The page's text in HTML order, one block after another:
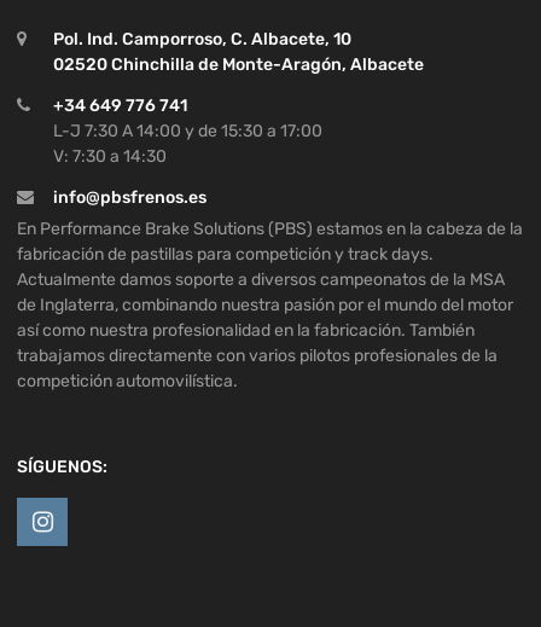
Pol. Ind. Camporroso, C. Albacete, 10
02520 Chinchilla de Monte-Aragón, Albacete
+34 649 776 741
L-J 7:30 A 14:00 y de 15:30 a 17:00
V: 7:30 a 14:30
info@pbsfrenos.es
En Performance Brake Solutions (PBS) estamos en la cabeza de la
fabricación de pastillas para competición y track days.
Actualmente damos soporte a diversos campeonatos de la MSA
de Inglaterra, combinando nuestra pasión por el mundo del motor
así como nuestra profesionalidad en la fabricación. También
trabajamos directamente con varios pilotos profesionales de la
competición automovilística.
SÍGUENOS: